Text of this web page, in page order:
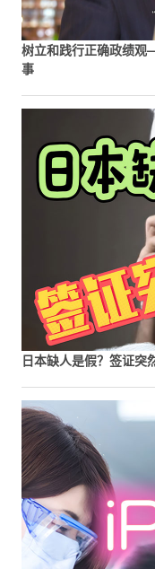
树立和践行正确政绩
事
日本缺人是假？签证突